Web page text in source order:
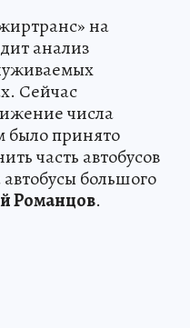
на
анализ
Сейчас
числа
было принято
часть автобусов
большого
Романцов.